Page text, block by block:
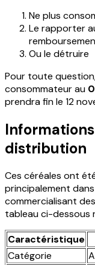
Ne plus
Le rapporter
Ou le détruire
Pour toute
consommateur au
prendra fin le 12
distribution
Ces céréales ont
principalement
commercialisant
tableau ci-dessous
Caractéristique
Catégorie